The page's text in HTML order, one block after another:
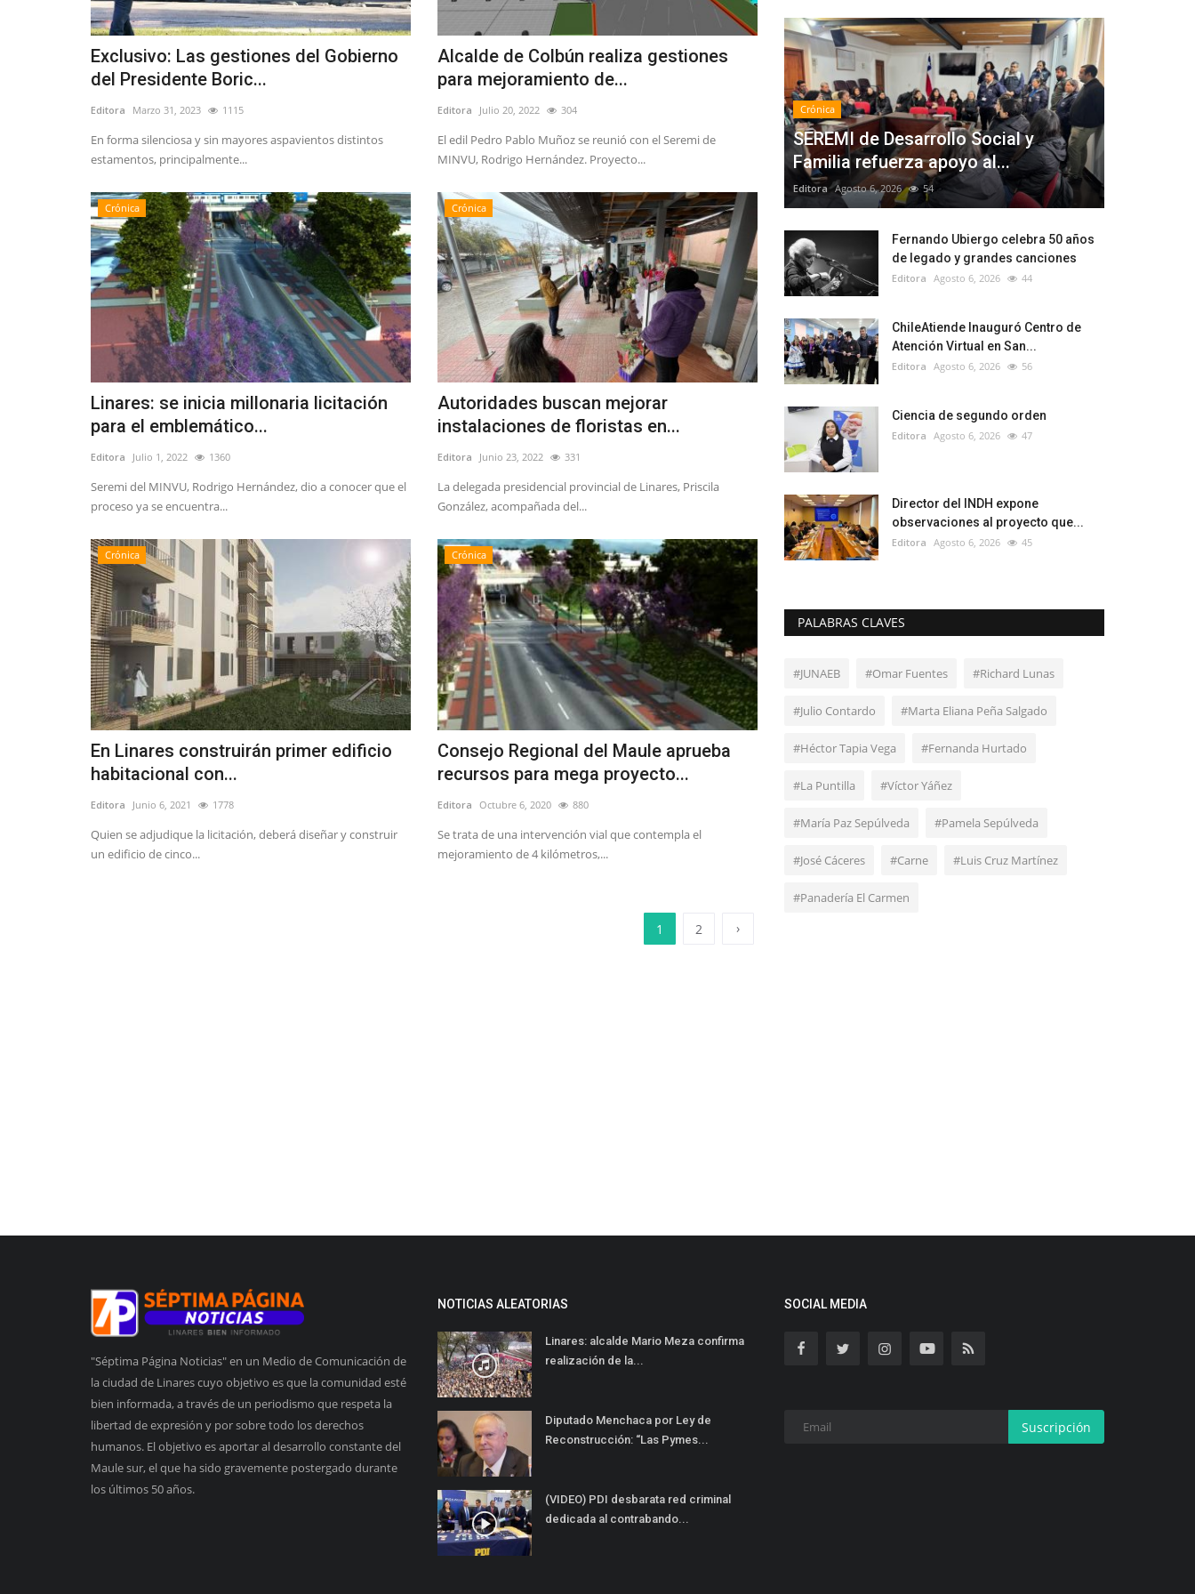
Exclusivo: Las gestiones del Gobierno
del Presidente Boric...
Editora Marzo 31, 2023 1115
En forma silenciosa y sin mayores aspavientos distintos
estamentos, principalmente...
Alcalde de Colbún realiza gestiones
para mejoramiento de...
Editora Julio 20, 2022 304
El edil Pedro Pablo Muñoz se reunió con el Seremi de
MINVU, Rodrigo Hernández. Proyecto...
Crónica
Linares: se inicia millonaria licitación
para el emblemático...
Editora Julio 1, 2022 1360
Seremi del MINVU, Rodrigo Hernández, dio a conocer que el
proceso ya se encuentra...
Crónica
Autoridades buscan mejorar
instalaciones de floristas en...
Editora Junio 23, 2022 331
La delegada presidencial provincial de Linares, Priscila
González, acompañada del...
Crónica
En Linares construirán primer edificio
habitacional con...
Editora Junio 6, 2021 1778
Quien se adjudique la licitación, deberá diseñar y construir
un edificio de cinco...
Crónica
Consejo Regional del Maule aprueba
recursos para mega proyecto...
Editora Octubre 6, 2020 880
Se trata de una intervención vial que contempla el
mejoramiento de 4 kilómetros,...
1 2 ›
Crónica
SEREMI de Desarrollo Social y
Familia refuerza apoyo al...
Editora Agosto 6, 2026 54
Fernando Ubiergo celebra 50 años
de legado y grandes canciones
Editora Agosto 6, 2026 44
ChileAtiende Inauguró Centro de
Atención Virtual en San...
Editora Agosto 6, 2026 56
Ciencia de segundo orden
Editora Agosto 6, 2026 47
Director del INDH expone
observaciones al proyecto que...
Editora Agosto 6, 2026 45
PALABRAS CLAVES
#JUNAEB #Omar Fuentes #Richard Lunas
#Julio Contardo #Marta Eliana Peña Salgado
#Héctor Tapia Vega #Fernanda Hurtado
#La Puntilla #Víctor Yáñez
#María Paz Sepúlveda #Pamela Sepúlveda
#José Cáceres #Carne #Luis Cruz Martínez
#Panadería El Carmen
"Séptima Página Noticias" en un Medio de Comunicación de
la ciudad de Linares cuyo objetivo es que la comunidad esté
bien informada, a través de un periodismo que respeta la
libertad de expresión y por sobre todo los derechos
humanos. El objetivo es aportar al desarrollo constante del
Maule sur, el que ha sido gravemente postergado durante
los últimos 50 años.
NOTICIAS ALEATORIAS
Linares: alcalde Mario Meza confirma
realización de la...
Diputado Menchaca por Ley de
Reconstrucción: “Las Pymes...
(VIDEO) PDI desbarata red criminal
dedicada al contrabando...
SOCIAL MEDIA
Suscripción